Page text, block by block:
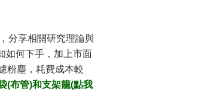
分享相關研究理論與
如何下手，加上市面
粉塵，耗費成本較
(布管)和支架籠(點我